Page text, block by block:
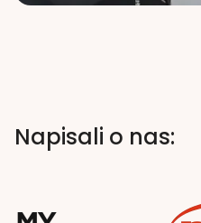
Napisali o nas: